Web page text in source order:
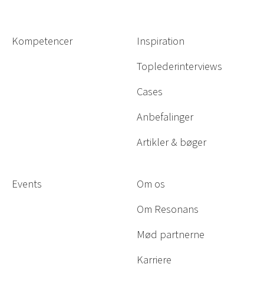
Kompetencer
Inspiration
Toplederinterviews
Cases
Anbefalinger
Artikler & bøger
Events
Om os
Om Resonans
Mød partnerne
Karriere